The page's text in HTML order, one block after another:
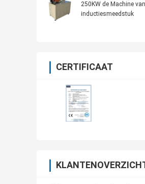
250KW de Machine
inductiesmeedstuk
CERTIFICAAT